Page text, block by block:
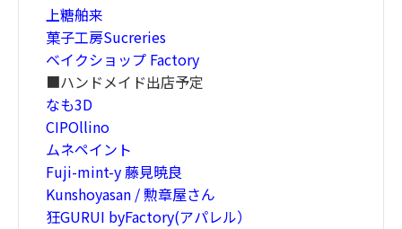
上糖舶来
菓子工房Sucreries
ベイクショップ Factory
■ハンドメイド出店予定
なも3D
CIPOllino
ムネペイント
Fuji-mint-y 藤見暁良
Kunshoyasan / 勲章屋さん
狂GURUI byFactory(アパレル）